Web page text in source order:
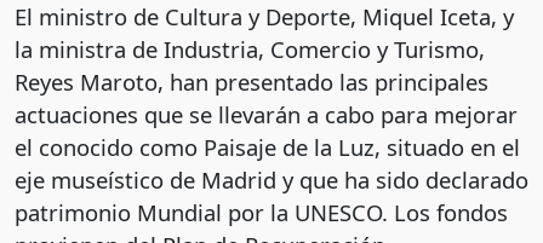
El ministro de Cultura y Deporte, Miquel Iceta, y
la ministra de Industria, Comercio y Turismo,
Reyes Maroto, han presentado las principales
actuaciones que se llevarán a cabo para mejorar
el conocido como Paisaje de la Luz, situado en el
eje museístico de Madrid y que ha sido declarado
patrimonio Mundial por la UNESCO. Los fondos